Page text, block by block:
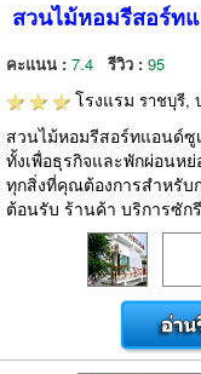
สวนไม้หอมรีสอร์ท
คะแนน : 7.4 รีวิว : 95
โรงแรม ราชบุรี,
สวนไม้หอมรีสอร์ทแอนด์ซู
ทั้งเพื่อธุรกิจและพักผ่อนห
ทุกสิ่งที่คุณต้องการสำหรับ
ต้อนรับ ร้านค้า บริการซัก